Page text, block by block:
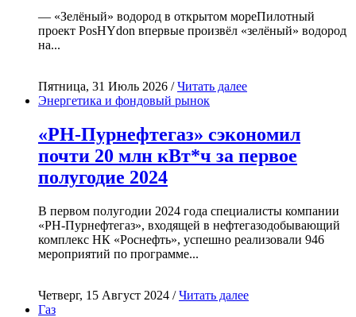
— «Зелёный» водород в открытом мореПилотный
проект PosHYdon впервые произвёл «зелёный» водород
на...
Пятница, 31 Июль 2026 /Читать далее
Энергетика и фондовый рынок
«РН-Пурнефтегаз» сэкономил
почти 20 млн кВт*ч за первое
полугодие 2024
В первом полугодии 2024 года специалисты компании
«РН-Пурнефтегаз», входящей в нефтегазодобывающий
комплекс НК «Роснефть», успешно реализовали 946
мероприятий по программе...
Четверг, 15 Август 2024 /Читать далее
Газ